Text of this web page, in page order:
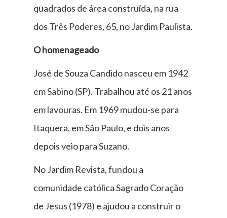
quadrados de área construída, na rua
dos Três Poderes, 65, no Jardim Paulista.
O homenageado
José de Souza Candido nasceu em 1942
em Sabino (SP). Trabalhou até os 21 anos
em lavouras. Em 1969 mudou-se para
Itaquera, em São Paulo, e dois anos
depois veio para Suzano.
No Jardim Revista, fundou a
comunidade católica Sagrado Coração
de Jesus (1978) e ajudou a construir o